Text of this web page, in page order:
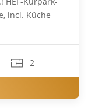
incl. Küche
2